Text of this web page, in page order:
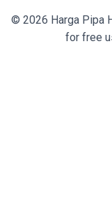
© 2026 Harga Pipa
for free